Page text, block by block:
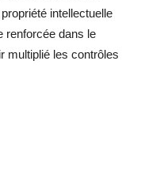
intellectuelle
renforcée dans le
multiplié les contrôles